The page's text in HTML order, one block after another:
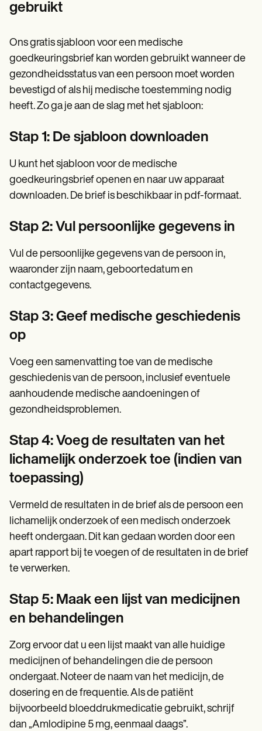
gebruikt
Ons gratis sjabloon voor een medische
goedkeuringsbrief kan worden gebruikt wanneer de
gezondheidsstatus van een persoon moet worden
bevestigd of als hij medische toestemming nodig
heeft. Zo ga je aan de slag met het sjabloon:
Stap 1: De sjabloon downloaden
U kunt het sjabloon voor de medische
goedkeuringsbrief openen en naar uw apparaat
downloaden. De brief is beschikbaar in pdf-formaat.
Stap 2: Vul persoonlijke gegevens in
Vul de persoonlijke gegevens van de persoon in,
waaronder zijn naam, geboortedatum en
contactgegevens.
Stap 3: Geef medische geschiedenis
op
Voeg een samenvatting toe van de medische
geschiedenis van de persoon, inclusief eventuele
aanhoudende medische aandoeningen of
gezondheidsproblemen.
Stap 4: Voeg de resultaten van het
lichamelijk onderzoek toe (indien van
toepassing)
Vermeld de resultaten in de brief als de persoon een
lichamelijk onderzoek of een medisch onderzoek
heeft ondergaan. Dit kan gedaan worden door een
apart rapport bij te voegen of de resultaten in de brief
te verwerken.
Stap 5: Maak een lijst van medicijnen
en behandelingen
Zorg ervoor dat u een lijst maakt van alle huidige
medicijnen of behandelingen die de persoon
ondergaat. Noteer de naam van het medicijn, de
dosering en de frequentie. Als de patiënt
bijvoorbeeld bloeddrukmedicatie gebruikt, schrijf
dan „Amlodipine 5 mg, eenmaal daags”.